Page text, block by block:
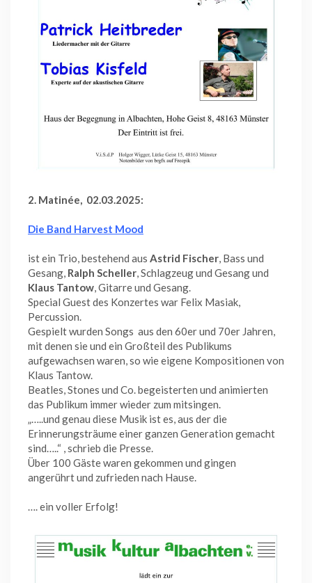
2. Matinée, 02.03.2025:
Die Band Harvest Mood
ist ein Trio, bestehend aus Astrid Fischer, Bass und
Gesang, Ralph Scheller, Schlagzeug und Gesang und
Klaus Tantow, Gitarre und Gesang.
Special Guest des Konzertes war Felix Masiak,
Percussion.
Gespielt wurden Songs aus den 60er und 70er Jahren,
mit denen sie und ein Großteil des Publikums
aufgewachsen waren, so wie eigene Kompositionen von
Klaus Tantow.
Beatles, Stones und Co. begeisterten und animierten
das Publikum immer wieder zum mitsingen.
„…..und genau diese Musik ist es, aus der die
Erinnerungsträume einer ganzen Generation gemacht
sind…..“ , schrieb die Presse.
Über 100 Gäste waren gekommen und gingen
angerührt und zufrieden nach Hause.
…. ein voller Erfolg!